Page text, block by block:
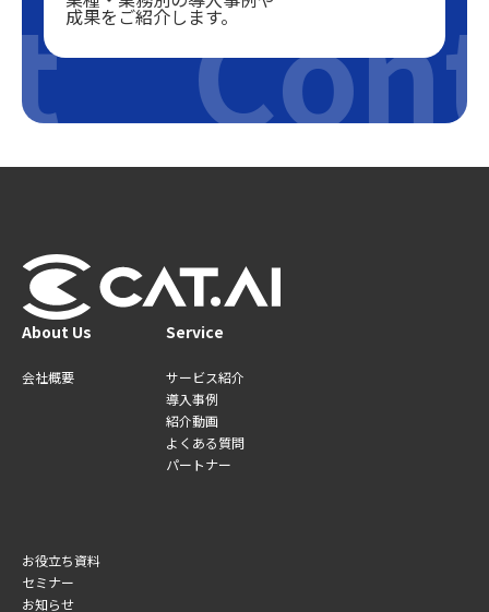
成果をご紹介します。
About Us
会社概要
Service
サービス紹介
導入事例
紹介動画
よくある質問
パートナー
お役立ち資料
セミナー
お知らせ